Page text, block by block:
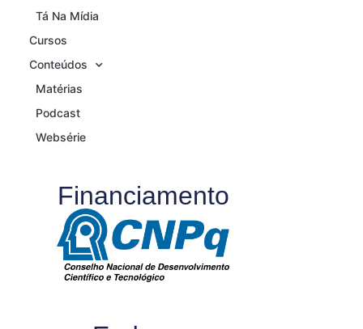
Tá Na Mídia
Cursos
Conteúdos
Matérias
Podcast
Websérie
Financiamento